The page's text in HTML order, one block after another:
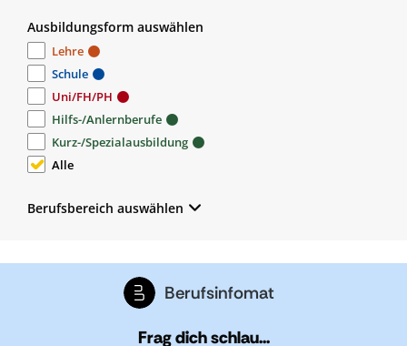
Ausbildungsform auswählen
Lehre
Schule
Uni/FH/PH
Hilfs-/Anlernberufe
Kurz-/Spezialausbildung
Alle
Berufsbereich auswählen
Berufsinfomat
Frag dich schlau...